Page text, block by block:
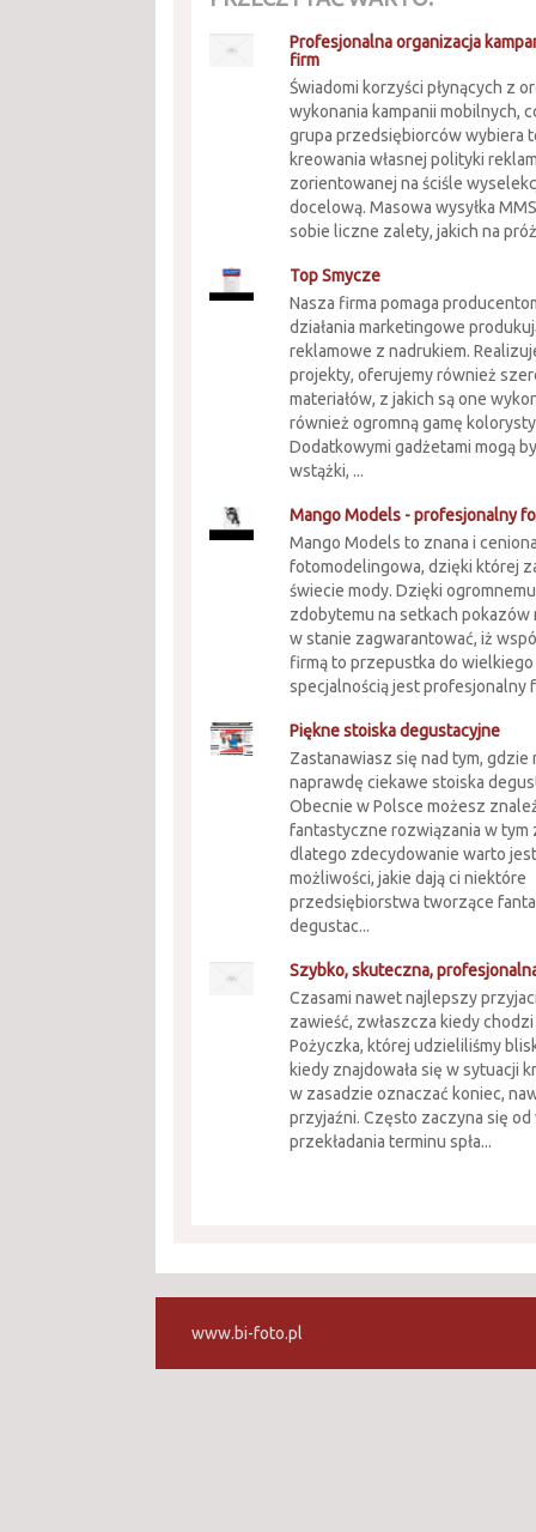
Profesjonalna organizacja
firm
Świadomi korzyści płynących z
wykonania kampanii mobilnych,
grupa przedsiębiorców wybiera
kreowania własnej polityki
zorientowanej na ściśle
docelową. Masowa wysyłka
sobie liczne zalety, jakich na
Top Smycze
Nasza firma pomaga
działania marketingowe
reklamowe z nadrukiem.
projekty, oferujemy również
materiałów, z jakich są one
również ogromną gamę
Dodatkowymi gadżetami mogą
wstążki, ...
Mango Models - profesjonalny
Mango Models to znana i
fotomodelingowa, dzięki której
świecie mody. Dzięki
zdobytemu na setkach pokazów
w stanie zagwarantować, iż
firmą to przepustka do wielkiego
specjalnością jest profesjonalny
Piękne stoiska degustacyjne
Zastanawiasz się nad tym,
naprawdę ciekawe stoiska
Obecnie w Polsce możesz
fantastyczne rozwiązania w tym
dlatego zdecydowanie warto
możliwości, jakie dają ci niektóre
przedsiębiorstwa tworzące
degustac...
Szybko, skuteczna,
Czasami nawet najlepszy
zawieść, zwłaszcza kiedy
Pożyczka, której udzieliliśmy
kiedy znajdowała się w sytuacji
w zasadzie oznaczać koniec,
przyjaźni. Często zaczyna się
przekładania terminu spła...
www.bi-foto.pl